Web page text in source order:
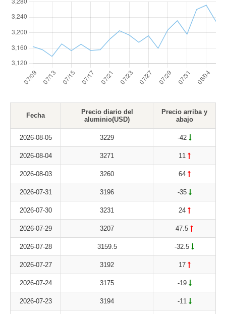
Fecha
Precio diario del
aluminio(USD)
Precio arriba y
abajo
2026-08-05 3229 -42
2026-08-04 3271 11
2026-08-03 3260 64
2026-07-31 3196 -35
2026-07-30 3231 24
2026-07-29 3207 47.5
2026-07-28 3159.5 -32.5
2026-07-27 3192 17
2026-07-24 3175 -19
2026-07-23 3194 -11